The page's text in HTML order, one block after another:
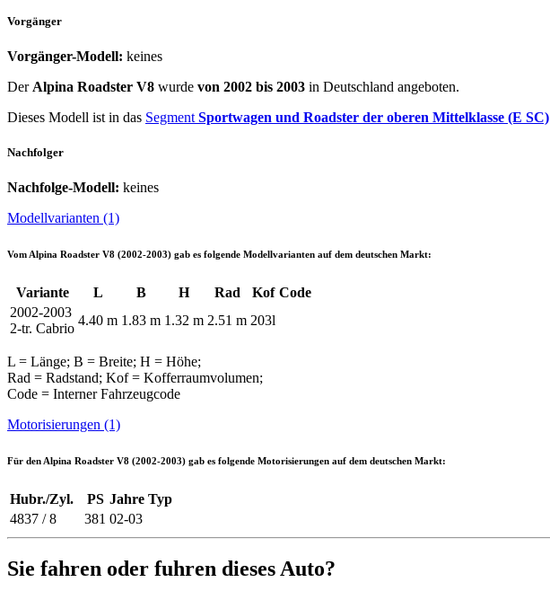
Vorgänger
Vorgänger-Modell: keines
Der Alpina Roadster V8 wurde von 2002 bis 2003 in Deutschland angeboten.
Dieses Modell ist in das Segment Sportwagen und Roadster der oberen Mittelklasse (E SC)
Nachfolger
Nachfolge-Modell: keines
Modellvarianten (1)
Vom Alpina Roadster V8 (2002-2003) gab es folgende Modellvarianten auf dem deutschen Markt:
Variante L B H Rad Kof Code
2002-2003
2-tr. Cabrio
4.40 m 1.83 m 1.32 m 2.51 m 203l
L = Länge; B = Breite; H = Höhe;
Rad = Radstand; Kof = Kofferraumvolumen;
Code = Interner Fahrzeugcode
Motorisierungen (1)
Für den Alpina Roadster V8 (2002-2003) gab es folgende Motorisierungen auf dem deutschen Markt:
Hubr./Zyl. PS Jahre Typ
4837 / 8
381 02-03
Sie fahren oder fuhren dieses Auto?